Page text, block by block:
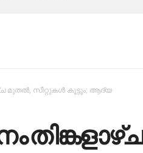
മുതല്‍, സീറ്റുകള്‍ കൂട്ടും; ആദ്യ